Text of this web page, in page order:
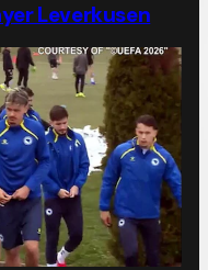
Leverkusen